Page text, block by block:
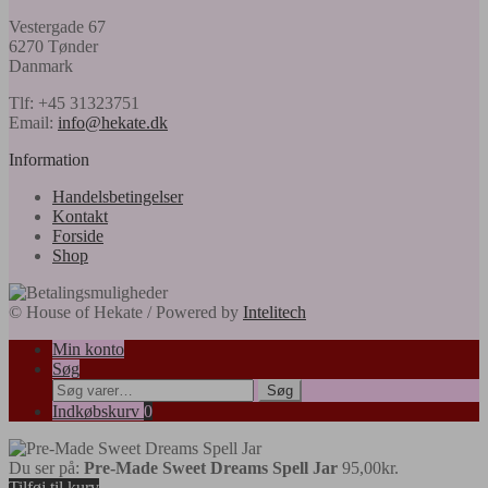
Vestergade 67
6270 Tønder
Danmark
Tlf: +45 31323751
Email: info@hekate.dk
Information
Handelsbetingelser
Kontakt
Forside
Shop
© House of Hekate / Powered by Intelitech
Min konto
Søg
Søg
efter:
Søg
Indkøbskurv 0
Du ser på: Pre-Made Sweet Dreams Spell Jar 95,00kr.